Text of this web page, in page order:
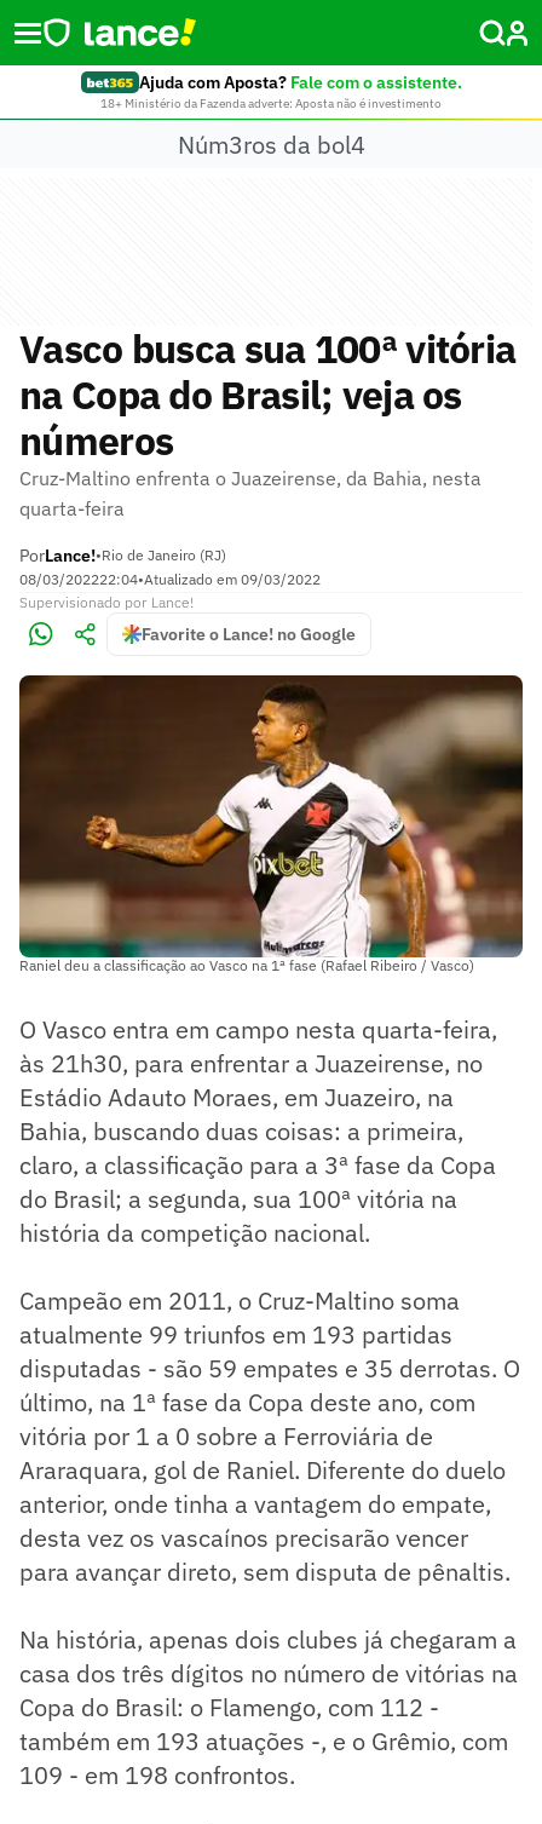
Ajuda com Aposta? Fale com o assistente.
18+ Ministério da Fazenda adverte: Aposta não é investimento
Núm3ros da bol4
Vasco busca sua 100ª vitória
na Copa do Brasil; veja os
números
Cruz-Maltino enfrenta o Juazeirense, da Bahia, nesta
quarta-feira
PorLance!•Rio de Janeiro (RJ)
08/03/202222:04•Atualizado em 09/03/2022
Supervisionado por Lance!
Favorite o Lance! no Google
Raniel deu a classificação ao Vasco na 1ª fase (Rafael Ribeiro / Vasco)
O Vasco entra em campo nesta quarta-feira,
às 21h30, para enfrentar a Juazeirense, no
Estádio Adauto Moraes, em Juazeiro, na
Bahia, buscando duas coisas: a primeira,
claro, a classificação para a 3ª fase da Copa
do Brasil; a segunda, sua 100ª vitória na
história da competição nacional.
Campeão em 2011, o Cruz-Maltino soma
atualmente 99 triunfos em 193 partidas
disputadas - são 59 empates e 35 derrotas. O
último, na 1ª fase da Copa deste ano, com
vitória por 1 a 0 sobre a Ferroviária de
Araraquara, gol de Raniel. Diferente do duelo
anterior, onde tinha a vantagem do empate,
desta vez os vascaínos precisarão vencer
para avançar direto, sem disputa de pênaltis.
Na história, apenas dois clubes já chegaram a
casa dos três dígitos no número de vitórias na
Copa do Brasil: o Flamengo, com 112 -
também em 193 atuações -, e o Grêmio, com
109 - em 198 confrontos.